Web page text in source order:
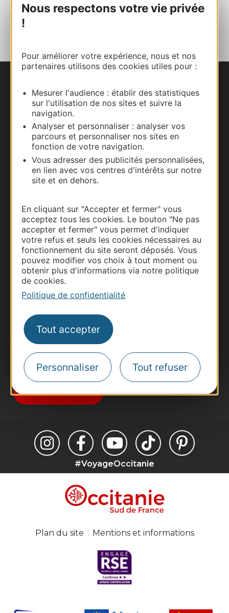
Nous respectons votre vie privée
!
Pour améliorer votre expérience, nous et nos
partenaires utilisons des cookies utiles pour :
Mesurer l'audience : établir des statistiques
sur l'utilisation de nos sites et suivre la
navigation.
Analyser et personnaliser : analyser vos
parcours et personnaliser nos sites en
fonction de votre navigation.
Vous adresser des publicités personnalisées,
en lien avec vos centres d'intérêts sur notre
site et en dehors.
En cliquant sur "Accepter et fermer" vous
acceptez tous les cookies. Le bouton "Ne pas
accepter et fermer" vous permet d'indiquer
votre refus et seuls les cookies nécessaires au
fonctionnement du site seront déposés. Vous
pouvez modifier vos choix à tout moment ou
obtenir plus d'informations via notre politique
de cookies.
Politique de confidentialité
Tout accepter
Personnaliser Tout refuser
AJOUTER
Carte interactive
Documentation
Thermalisme
Business/Mice
Pros d'Occitanie
Voyagistes
Destination Sport
Inscrivez-vous à la lettre d'information
Destination Occitanie pour recevoir des
suggestions de séjours, de visites et de sorties.
Je m'abonne
#VoyageOccitanie
Plan du site Mentions et informations